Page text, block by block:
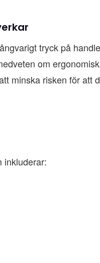
tryck på
om
minska risken för att
inkluderar: